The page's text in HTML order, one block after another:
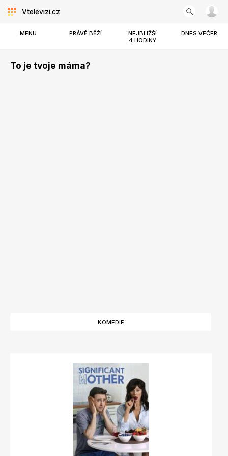
Vtelevizi.cz
MENU PRÁVĚ BĚŽÍ
NEJBLIŽŠÍ
4 HODINY
DNES VEČER
To je tvoje máma?
KOMEDIE